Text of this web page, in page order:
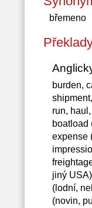
břemeno
burden,
run,
boatload
expense
jiný
(lodní,
(novin,